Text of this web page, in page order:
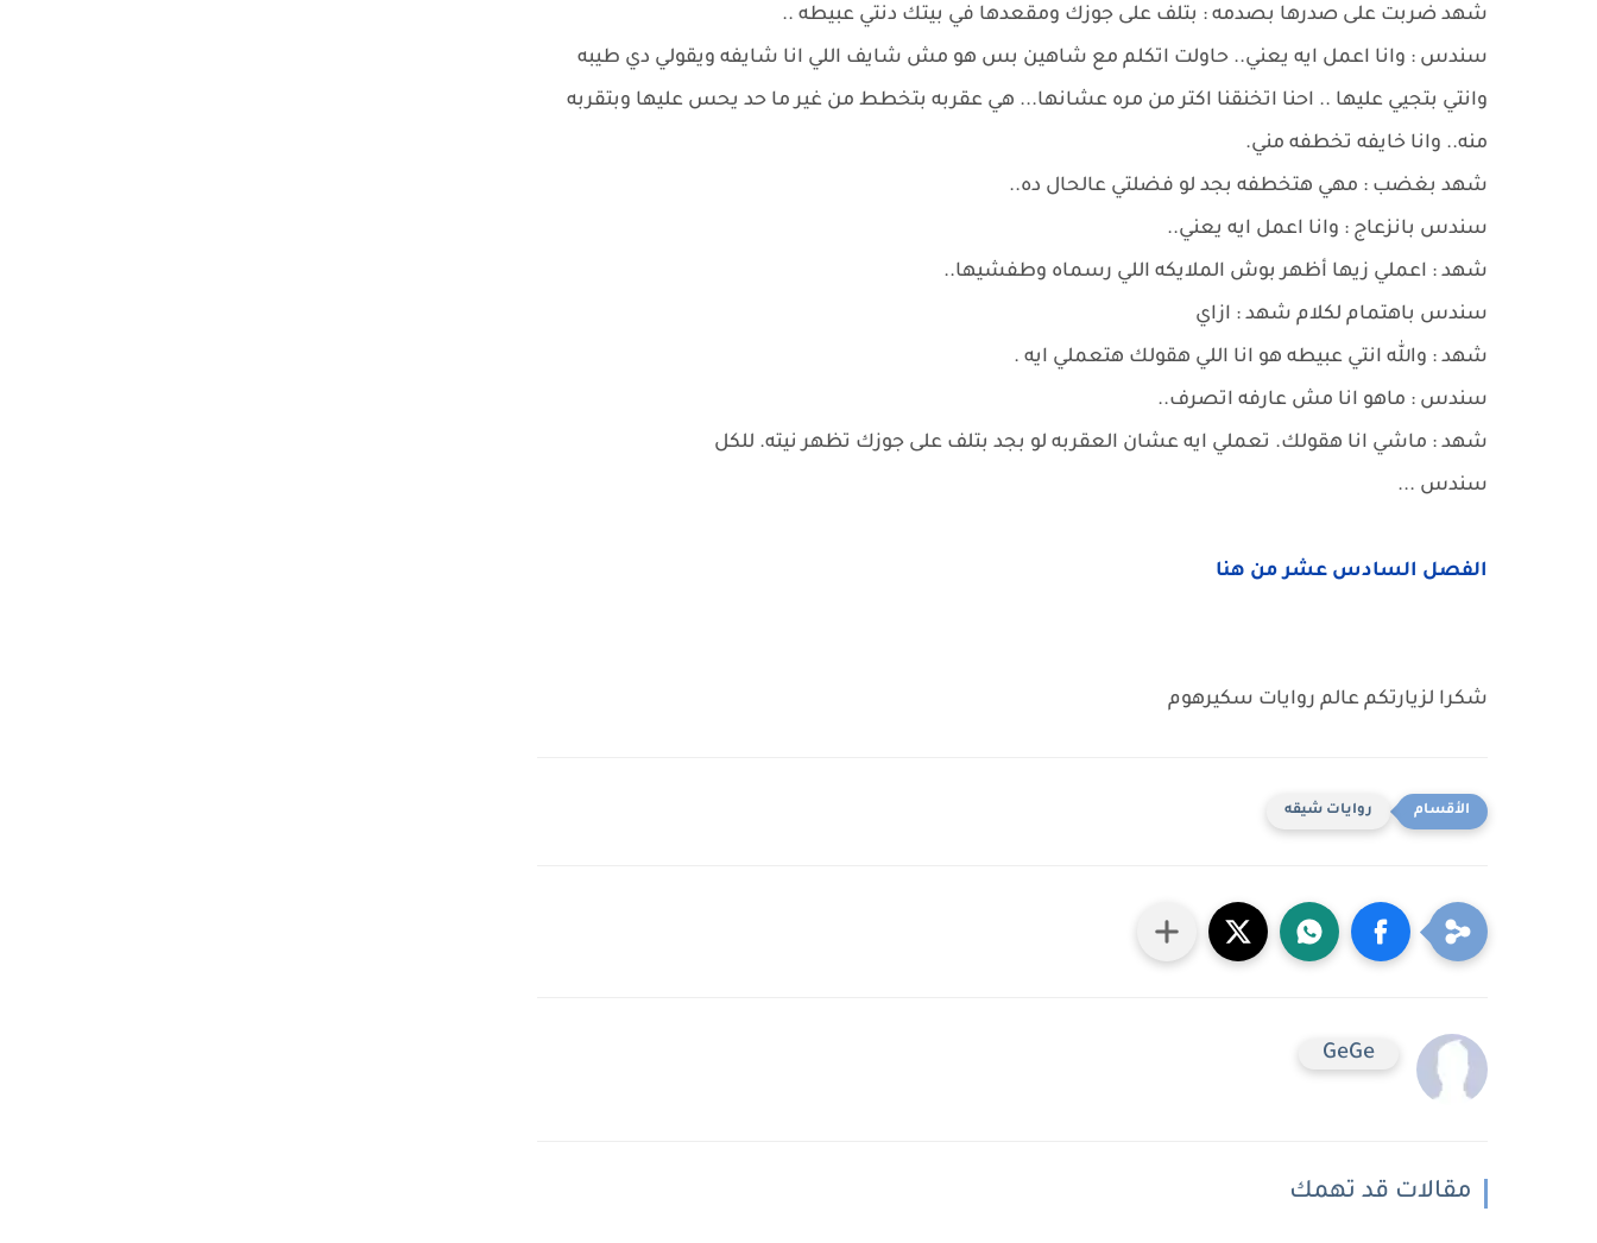
شهد ضربت على صدرها بصدمه : بتلف على جوزك ومقعدها في بيتك دنتي عبيطه ..
سندس : وانا اعمل ايه يعني.. حاولت اتكلم مع شاهين بس هو مش شايف اللي انا شايفه ويقولي دي طيبه
وانتي بتجيي عليها .. احنا اتخنقنا اكتر من مره عشانها... هي عقربه بتخطط من غير ما حد يحس عليها وبتقربه
منه.. وانا خايفه تخطفه مني.
شهد بغضب : مهي هتخطفه بجد لو فضلتي عالحال ده..
سندس بانزعاج : وانا اعمل ايه يعني..
شهد : اعملي زيها أظهر بوش الملايكه اللي رسماه وطفشيها..
سندس باهتمام لكلام شهد : ازاي
شهد : والله انتي عبيطه هو انا اللي هقولك هتعملي ايه .
سندس : ماهو انا مش عارفه اتصرف..
شهد : ماشي انا هقولك. تعملي ايه عشان العقربه لو بجد بتلف على جوزك تظهر نيته. للكل
سندس ...
الفصل السادس عشر من هنا
شكرا لزيارتكم عالم روايات سكيرهوم
روايات شيقه
GeGe
مقالات قد تهمك